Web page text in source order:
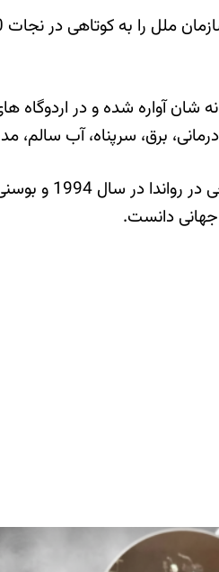
و کاشانه شان آواره شده و در
جهانی دانست.